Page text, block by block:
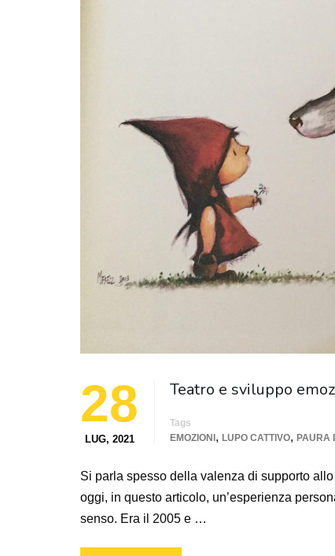
28
LUG, 2021
Teatro e sviluppo
Tags
EMOZIONI , LUPO CATTIVO, PAURA
Si parla spesso della valenza di supporto
oggi, in questo articolo, un’esperienza
senso. Era il 2005 e …